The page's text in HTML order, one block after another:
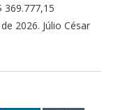
369.777,15
2026. Júlio César